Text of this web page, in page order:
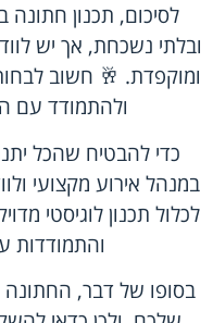
לסיכום, תכנון
ובלתי נשכחת, אך יש
ומוקפדת. 🥂 חשוב
ולהתמודד עם
כדי להבטיח שהכל
במנהל אירוע מקצועי
לכלול תכנון לוגיסטי
והתמודדות
בסופו של דבר, החתונה